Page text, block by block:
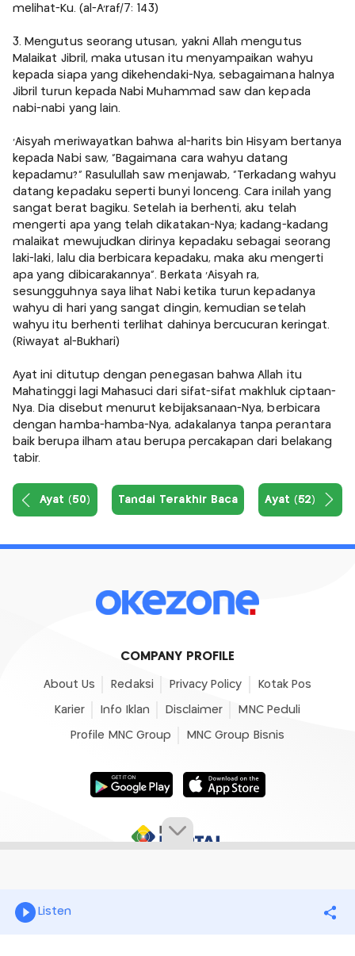
melihat-Ku. (al-A'raf/7: 143)
3. Mengutus seorang utusan, yakni Allah mengutus
Malaikat Jibril, maka utusan itu menyampaikan wahyu
kepada siapa yang dikehendaki-Nya, sebagaimana halnya
Jibril turun kepada Nabi Muhammad saw dan kepada
nabi-nabi yang lain.
'Aisyah meriwayatkan bahwa al-harits bin Hisyam bertanya
kepada Nabi saw, "Bagaimana cara wahyu datang
kepadamu?" Rasulullah saw menjawab, "Terkadang wahyu
datang kepadaku seperti bunyi lonceng. Cara inilah yang
sangat berat bagiku. Setelah ia berhenti, aku telah
mengerti apa yang telah dikatakan-Nya; kadang-kadang
malaikat mewujudkan dirinya kepadaku sebagai seorang
laki-laki, lalu dia berbicara kepadaku, maka aku mengerti
apa yang dibicarakannya". Berkata 'Aisyah ra,
sesungguhnya saya lihat Nabi ketika turun kepadanya
wahyu di hari yang sangat dingin, kemudian setelah
wahyu itu berhenti terlihat dahinya bercucuran keringat.
(Riwayat al-Bukhari)
Ayat ini ditutup dengan penegasan bahwa Allah itu
Mahatinggi lagi Mahasuci dari sifat-sifat makhluk ciptaan-
Nya. Dia disebut menurut kebijaksanaan-Nya, berbicara
dengan hamba-hamba-Nya, adakalanya tanpa perantara
baik berupa ilham atau berupa percakapan dari belakang
tabir.
Ayat (50) Tandai Terakhir Baca Ayat (52)
COMPANY PROFILE
About Us Redaksi Privacy Policy Kotak Pos
Karier Info Iklan Disclaimer MNC Peduli
Profile MNC Group MNC Group Bisnis
Listen